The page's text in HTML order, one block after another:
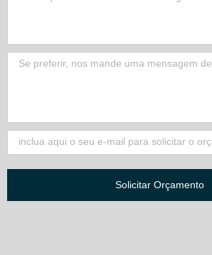
Solicitar Orçamento